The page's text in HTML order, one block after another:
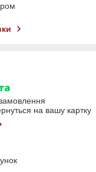
на вашу картку